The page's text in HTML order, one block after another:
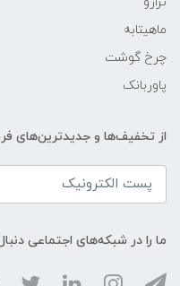
ماهیتابه
چرخ گوشت
پاوربانک
از تخفیف‌ها و جدیدترین‌های
ما را در شبکه‌های اجتماعی